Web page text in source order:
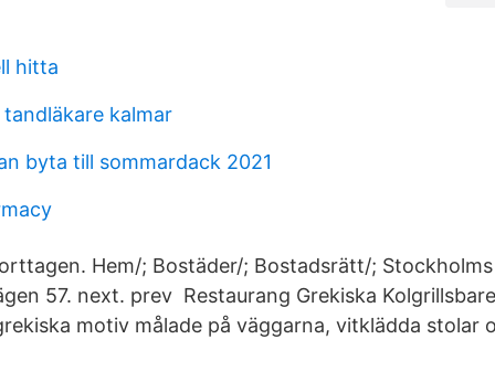
hitta
kalmar
byta till sommardack 2021
Hem/; Bostäder/; Bostadsrätt/;
57. next. prev Restaurang Grekiska
motiv målade på väggarna, vitklädda stolar